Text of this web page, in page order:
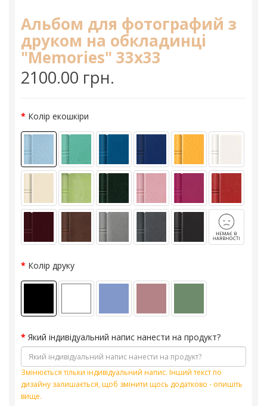
Альбом для фотографий з
друком на обкладинці
"Memories" 33x33
2100.00 грн.
Колір екошкіри
Колір друку
Який індивідуальний напис нанести на продукт?
Змінюється тільки індивідуальний напис. Інший текст по
дизайну залишається, щоб змінити щось додатково - опишіть
вище.